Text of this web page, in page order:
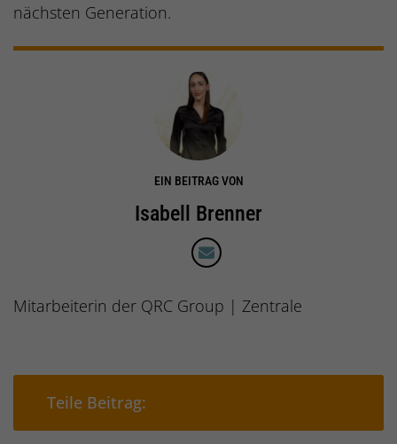
nächsten Generation.
EIN BEITRAG VON
Isabell Brenner
Mitarbeiterin der QRC Group | Zentrale
Teile Beitrag: